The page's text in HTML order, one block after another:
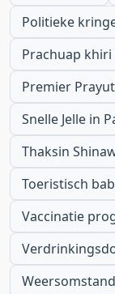
Politieke
Prachuap khiri
Premier
Snelle Jelle in
Thaksin
Toeristisch
Vaccinatie